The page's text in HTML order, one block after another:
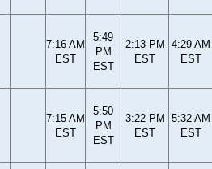
7:16 AM
EST
5:49
PM
EST
2:13 PM
EST
4:29 AM
EST
7:15 AM
EST
5:50
PM
EST
3:22 PM
EST
5:32 AM
EST